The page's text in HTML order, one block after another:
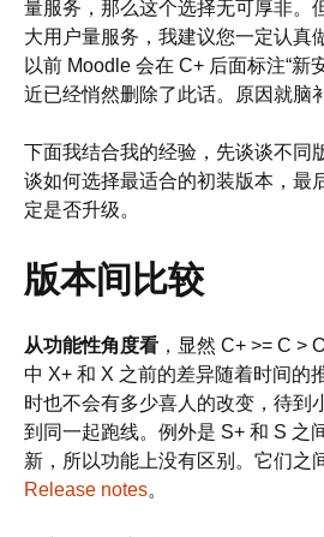
量服务，那么这个选择无可厚非。
大用户量服务，我建议您一定认真
以前 Moodle 会在 C+ 后面标注“新
近已经悄然删除了此话。原因就脑
下面我结合我的经验，先谈谈不同
谈如何选择最适合的初装版本，最
定是否升级。
版本间比较
从功能性角度看 ，显然 C+ >= C >
中 X+ 和 X 之前的差异随着时间的
时也不会有多少喜人的改变，待到
到同一起跑线。例外是 S+ 和 S 之
新，所以功能上没有区别。它们之
Release notes。